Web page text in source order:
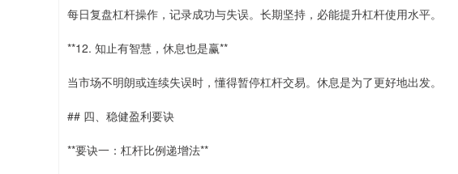
每日复盘杠杆操作，记录成功与失误。长期坚持，必能提升杠杆使用水平。
**12. 知止有智慧，休息也是赢**
当市场不明朗或连续失误时，懂得暂停杠杆交易。休息是为了更好地出发。
## 四、稳健盈利要诀
**要诀一：杠杆比例递增法**